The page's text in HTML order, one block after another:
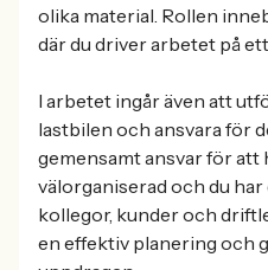
olika material. Rollen
där du driver arbetet på
I arbetet ingår även att
lastbilen och ansvara för
gemensamt ansvar för att
välorganiserad och du
kollegor, kunder och
en effektiv planering och